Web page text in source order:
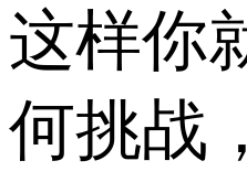
这样你
何挑战